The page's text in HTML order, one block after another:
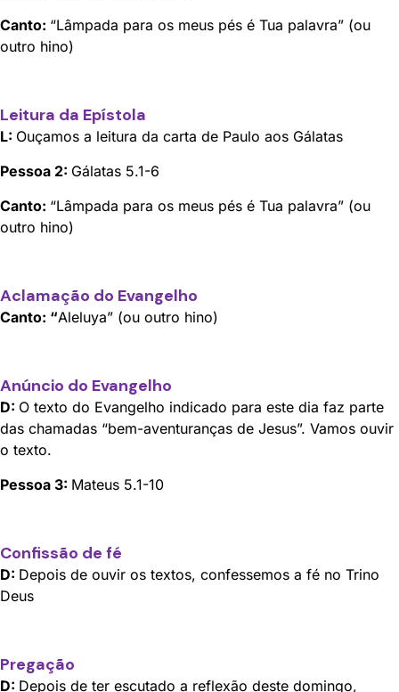
Canto: “Lâmpada para os meus pés é Tua palavra” (ou
outro hino)
Leitura da Epístola
L: Ouçamos a leitura da carta de Paulo aos Gálatas
Pessoa 2: Gálatas 5.1-6
Canto: “Lâmpada para os meus pés é Tua palavra” (ou
outro hino)
Aclamação do Evangelho
Canto: “Aleluya” (ou outro hino)
Anúncio do Evangelho
D: O texto do Evangelho indicado para este dia faz parte
das chamadas “bem-aventuranças de Jesus”. Vamos ouvir
o texto.
Pessoa 3: Mateus 5.1-10
Confissão de fé
D: Depois de ouvir os textos, confessemos a fé no Trino
Deus
Pregação
D: Depois de ter escutado a reflexão deste domingo,